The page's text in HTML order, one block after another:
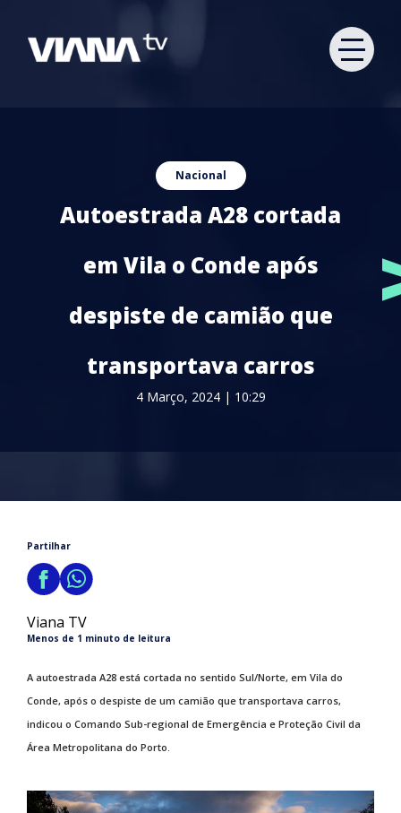
Nacional
Autoestrada A28 cortada
em Vila o Conde após
despiste de camião que
transportava carros
4 Março, 2024 | 10:29
Partilhar
Viana TV
Menos de 1 minuto de leitura
A autoestrada A28 está cortada no sentido Sul/Norte, em Vila do
Conde, após o despiste de um camião que transportava carros,
indicou o Comando Sub-regional de Emergência e Proteção Civil da
Área Metropolitana do Porto.